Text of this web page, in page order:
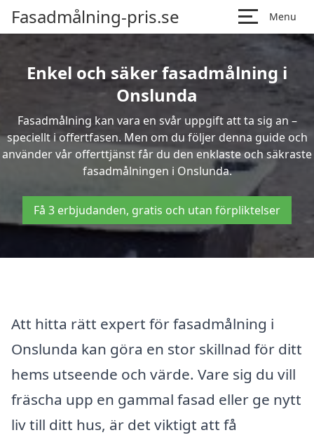
Fasadmålning-pris.se Menu
Enkel och säker fasadmålning i
Onslunda
Fasadmålning kan vara en svår uppgift att ta sig an –
speciellt i offertfasen. Men om du följer denna guide och
använder vår offerttjänst får du den enklaste och säkraste
fasadmålningen i Onslunda.
Få 3 erbjudanden, gratis och utan förpliktelser
Att hitta rätt expert för fasadmålning i
Onslunda kan göra en stor skillnad för ditt
hems utseende och värde. Vare sig du vill
fräscha upp en gammal fasad eller ge nytt
liv till ditt hus, är det viktigt att få